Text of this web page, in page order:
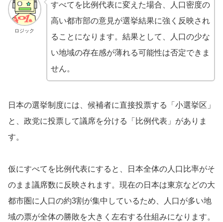
ロジック
すべてを比例代表に変えた場合、人口密度の
高い都市部の意見が選挙結果に強く反映され
ることになります。結果として、人口の少な
い地域の存在感が薄れる可能性は否定できま
せん。
日本の選挙制度には、候補者に直接投票する「小選挙区」
と、政党に投票して議席を分ける「比例代表」がありま
す。
仮にすべてを比例代表にすると、日本全体の人口比率がそ
のまま議席数に反映されます。現在の日本は東京などの大
都市圏に人口の約3割が集中しているため、人口が多い地
域の票が全体の勝敗を大きく左右する仕組みになります。